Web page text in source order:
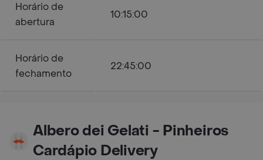
Horário de
abertura
10:15:00
Horário de
fechamento
22:45:00
Albero dei Gelati - Pinheiros
Cardápio Delivery